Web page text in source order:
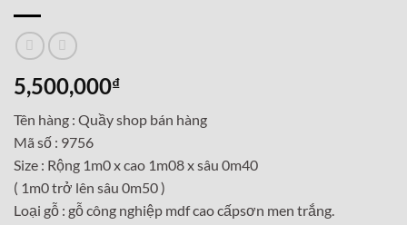
5,500,000₫
Tên hàng : Quầy shop bán hàng
Mã số : 9756
Size : Rộng 1m0 x cao 1m08 x sâu 0m40
( 1m0 trở lên sâu 0m50 )
Loại gỗ : gỗ công nghiệp mdf cao cấpsơn men trắng.